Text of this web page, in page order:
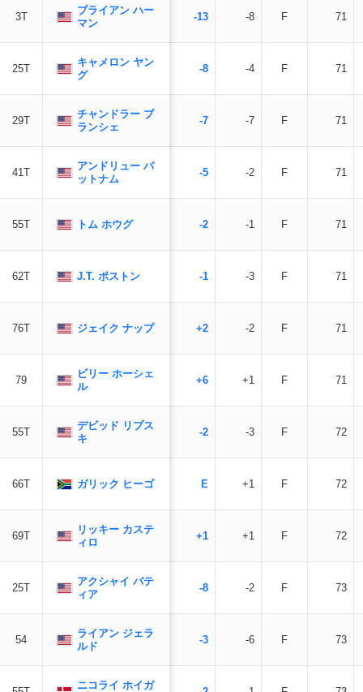
3T
ブライアン ハー
マン
25T
キャメロン ヤン
グ
29T
チャンドラー ブ
ランシェ
41T
アンドリュー パ
ットナム
55T トム ホウグ
62T J.T. ポストン
76T ジェイク ナップ
79
ビリー ホーシェ
ル
55T
デビッド リプス
キ
66T ガリック ヒーゴ
69T
リッキー カステ
ィロ
25T
アクシャイ バテ
ィア
54
ライアン ジェラ
ルド
ニコライ ホイガ
-13 -8 F 71
-8 -4 F 71
-7 -7 F 71
-5 -2 F 71
-2 -1 F 71
-1 -3 F 71
+2 -2 F 71
+6 +1 F 71
-2 -3 F 72
E +1 F 72
+1 +1 F 72
-8 -2 F 73
-3 -6 F 73